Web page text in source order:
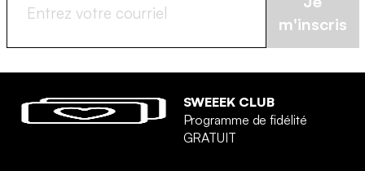
m'inscris
SWEEEK CLUB
Programme de fidélité
GRATUIT